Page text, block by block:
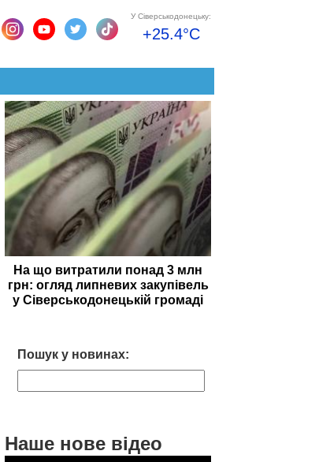
У Сіверськодонецьку:
+25.4°C
На що витратили понад 3 млн
грн: огляд липневих закупівель
у Сіверськодонецькій громаді
Пошук у новинах:
Наше нове відео